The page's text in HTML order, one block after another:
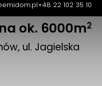
+48 22 102 35 10
ok. 6000m2
ul. Jagielska